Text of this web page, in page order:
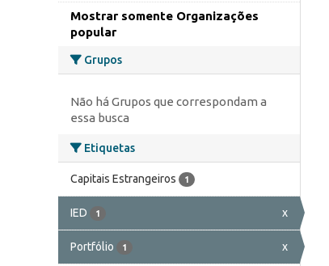
Mostrar somente Organizações
popular
Grupos
Não há Grupos que correspondam a
essa busca
Etiquetas
Capitais Estrangeiros 1
IED 1 x
Portfólio 1 x